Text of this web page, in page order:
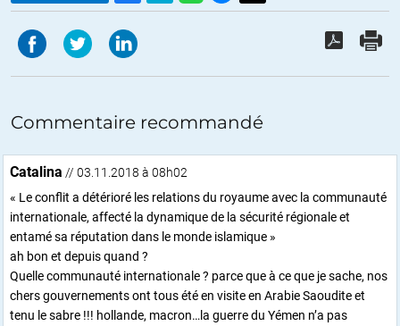
Commentaire recommandé
Catalina // 03.11.2018 à 08h02
« Le conflit a détérioré les relations du royaume avec la communauté
internationale, affecté la dynamique de la sécurité régionale et
entamé sa réputation dans le monde islamique »
ah bon et depuis quand ?
Quelle communauté internationale ? parce que à ce que je sache, nos
chers gouvernements ont tous été en visite en Arabie Saoudite et
tenu le sabre !!! hollande, macron…la guerre du Yémen n’a pas